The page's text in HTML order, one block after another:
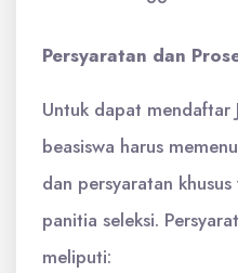
Persyaratan dan
Untuk dapat mendaftar
beasiswa harus
dan persyaratan
panitia seleksi.
meliputi: